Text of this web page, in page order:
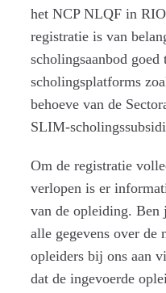
het NCP NLQF in
registratie is van
scholingsaanbod
scholingsplatforms
behoeve van de
SLIM-
Om de registratie
verlopen is er
van de opleiding. Ben
alle gegevens over de
opleiders bij ons aan
dat de ingevoerde